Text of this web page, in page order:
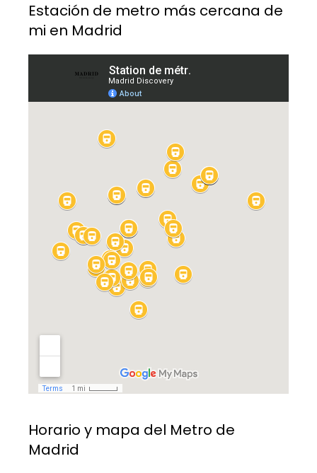
Estación de metro más cercana de
mi en Madrid
Horario y mapa del Metro de
Madrid